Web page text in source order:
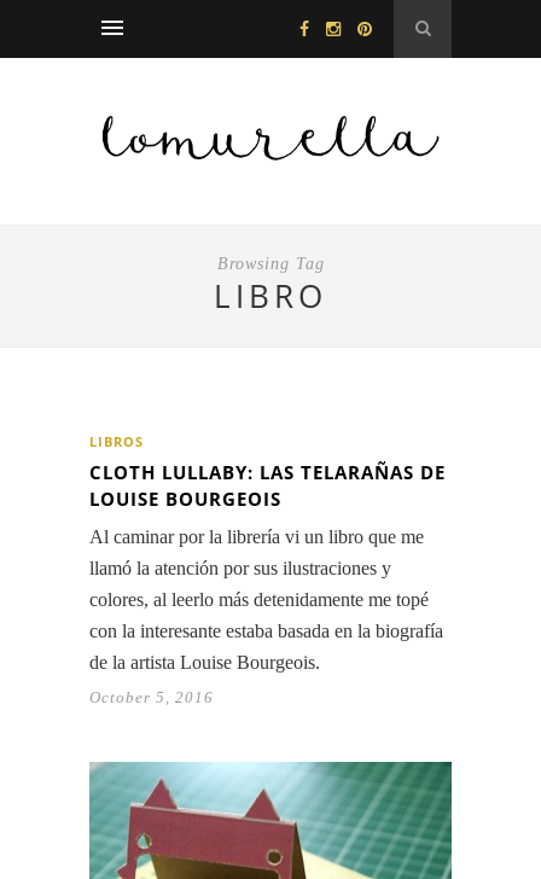
Browsing Tag
LIBRO
LIBROS
CLOTH LULLABY: LAS TELARAÑAS DE
LOUISE BOURGEOIS
Al caminar por la librería vi un libro que me
llamó la atención por sus ilustraciones y
colores, al leerlo más detenidamente me topé
con la interesante estaba basada en la biografía
de la artista Louise Bourgeois.
October 5, 2016